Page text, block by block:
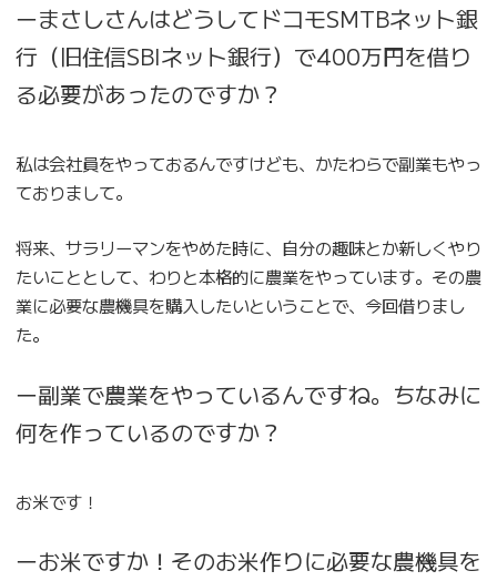
ーまさしさんはどうしてドコモSMTBネット銀
行（旧住信SBIネット銀行）で400万円を借り
る必要があったのですか？
私は会社員をやっておるんですけども、かたわらで副業もやっ
ておりまして。
将来、サラリーマンをやめた時に、自分の趣味とか新しくやり
たいこととして、わりと本格的に農業をやっています。その農
業に必要な農機具を購入したいということで、今回借りまし
た。
ー副業で農業をやっているんですね。ちなみに
何を作っているのですか？
お米です！
ーお米ですか！そのお米作りに必要な農機具を